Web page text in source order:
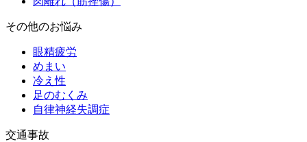
その他のお悩み
眼精疲労
めまい
冷え性
足のむくみ
自律神経失調症
交通事故